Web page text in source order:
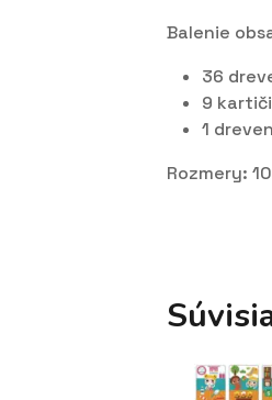
Balenie
36
9
1
Rozmery: